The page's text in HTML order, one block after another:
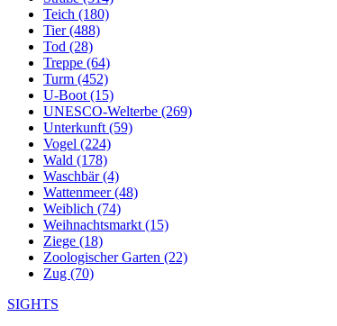
Teich (180)
Tier (488)
Tod (28)
Treppe (64)
Turm (452)
U-Boot (15)
UNESCO-Welterbe (269)
Unterkunft (59)
Vogel (224)
Wald (178)
Waschbär (4)
Wattenmeer (48)
Weiblich (74)
Weihnachtsmarkt (15)
Ziege (18)
Zoologischer Garten (22)
Zug (70)
SIGHTS